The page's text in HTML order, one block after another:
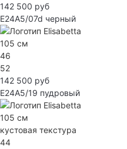
142 500 руб
E24A5/07d черный
105 см
46
52
142 500 руб
E24A5/19 пудровый
105 см
кустовая текстура
44